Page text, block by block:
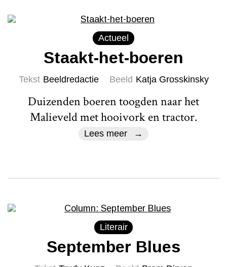
Actueel
Staakt-het-boeren
Tekst Beeldredactie Beeld Katja Grosskinsky
Duizenden boeren toogden naar het
Malieveld met hooivork en tractor.
Lees meer
Literair
September Blues